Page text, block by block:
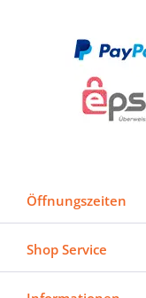
Öffnungszeiten
Shop Service